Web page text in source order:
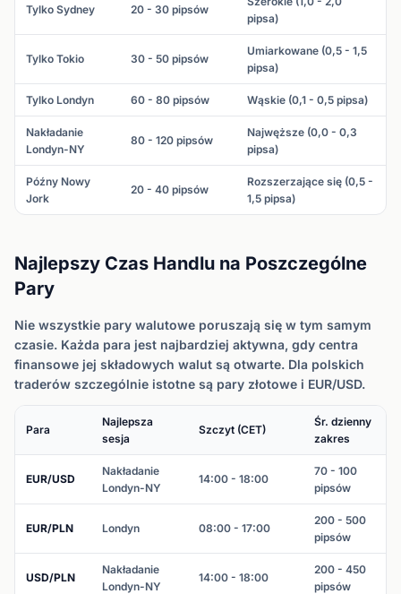
Tylko Sydney 20 - 30 pipsów
pipsa)
Tylko Tokio 30 - 50 pipsów
Umiarkowane (0,5 - 1,5
pipsa)
Tylko Londyn 60 - 80 pipsów Wąskie (0,1 - 0,5 pipsa)
Nakładanie
Londyn-NY
80 - 120 pipsów
Najwęższe (0,0 - 0,3
pipsa)
Późny Nowy
Jork
20 - 40 pipsów
Rozszerzające się (0,5 -
1,5 pipsa)
Najlepszy Czas Handlu na Poszczególne
Pary
Nie wszystkie pary walutowe poruszają się w tym samym
czasie. Każda para jest najbardziej aktywna, gdy centra
finansowe jej składowych walut są otwarte. Dla polskich
traderów szczególnie istotne są pary złotowe i EUR/USD.
Para
Najlepsza
sesja
Szczyt (CET)
Śr. dzienny
zakres
EUR/USD
Nakładanie
Londyn-NY
14:00 - 18:00
70 - 100
pipsów
EUR/PLN Londyn 08:00 - 17:00
200 - 500
pipsów
USD/PLN
Nakładanie
Londyn-NY
14:00 - 18:00
200 - 450
pipsów